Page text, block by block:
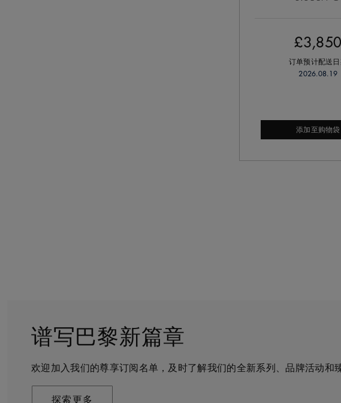
£3,850
订单预计配送日
2026.08.19
添加至购物袋
谱写巴黎新篇章
欢迎加入我们的尊享订阅名单，及时了解我们的全新系列、品牌活动和
探索更多
守护永恒
戴比尔斯珠宝在全球珠宝领域独树一帜，因为我们是唯一与钻石原产地
奢华珠宝品牌。
客户服务
无论您是线上浏览还是到访我们的精品店，我们都期待为您提供定制化
可通过预约获得专家的帮助和私享咨询服务。
戴比尔斯的世界
De Beers 成立于伦敦，灵感来自非洲的自然，是奢华钻石珠宝的巅峰。
艺将钻石转化为永恒和标志性的设计。